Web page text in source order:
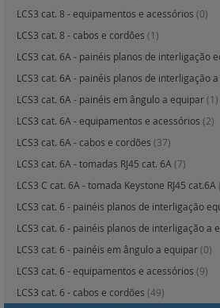
LCS3 cat. 8 - equipamentos e acessórios (0)
LCS3 cat. 8 - cabos e cordões (1)
LCS3 cat. 6A - painéis planos de interligação
LCS3 cat. 6A - painéis planos de interligação
LCS3 cat. 6A - painéis em ângulo a equipar(1)
LCS3 cat. 6A - equipamentos e acessórios (2)
LCS3 cat. 6A - cabos e cordões (37)
LCS3 cat. 6A - tomadas RJ45 cat. 6A (7)
LCS3 C cat. 6A - tomada Keystone RJ45 cat.6A
LCS3 cat. 6 - painéis planos de interligação
LCS3 cat. 6 - painéis planos de interligação a
LCS3 cat. 6 - painéis em ângulo a equipar(0)
LCS3 cat. 6 - equipamentos e acessórios (9)
LCS3 cat. 6 - cabos e cordões (49)